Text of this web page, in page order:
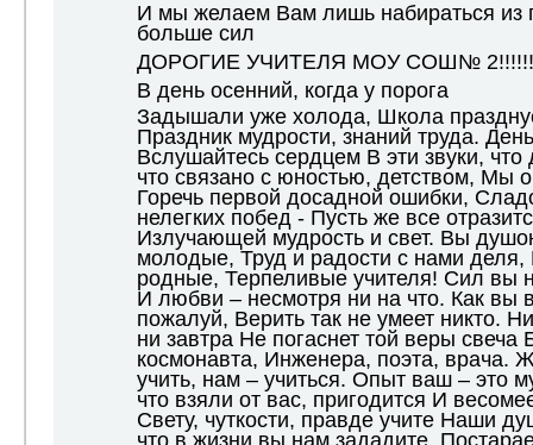
И мы желаем Вам лишь набираться из
больше сил
ДОРОГИЕ УЧИТЕЛЯ МОУ СОШ№
В день осенний, когда у порога
Задышали уже холода, Школа
Праздник мудрости, знаний труда.
Вслушайтесь сердцем В эти звуки,
что связано с юностью, детством, Мы
Горечь первой досадной ошибки,
нелегких побед - Пусть же все
Излучающей мудрость и свет. Вы
молодые, Труд и радости с нами
родные, Терпеливые учителя! Сил вы
И любви – несмотря ни на что. Как вы
пожалуй, Верить так не умеет никто.
ни завтра Не погаснет той веры свеча
космонавта, Инженера, поэта, врача.
учить, нам – учиться. Опыт ваш – это
что взяли от вас, пригодится И
Свету, чуткости, правде учите Наши
что в жизни вы нам зададите,